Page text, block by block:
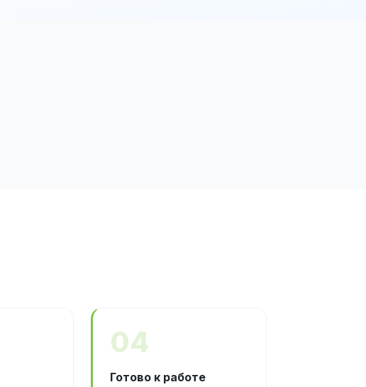
04
Готово к работе